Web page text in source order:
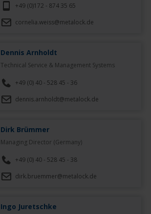
+49 (0)172 - 874 35 65
cornelia.weiss@metalock.de
Dennis Arnholdt
Technical Service & Management Systems
+49 (0) 40 - 528 45 - 36
dennis.arnholdt@metalock.de
Dirk Brümmer
Managing Director (Germany)
+49 (0) 40 - 528 45 - 38
dirk.bruemmer@metalock.de
Ingo Juretschke